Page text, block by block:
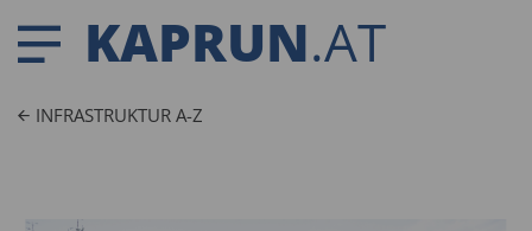
KAPRUN.AT
INFRASTRUKTUR A-Z